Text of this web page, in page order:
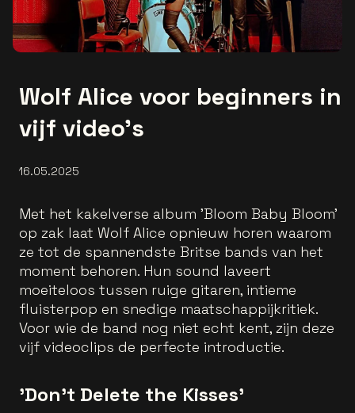
Wolf Alice voor beginners in
vijf video's
16.05.2025
Met het kakelverse album 'Bloom Baby Bloom'
op zak laat Wolf Alice opnieuw horen waarom
ze tot de spannendste Britse bands van het
moment behoren. Hun sound laveert
moeiteloos tussen ruige gitaren, intieme
fluisterpop en snedige maatschappijkritiek.
Voor wie de band nog niet echt kent, zijn deze
vijf videoclips de perfecte introductie.
'Don't Delete the Kisses'